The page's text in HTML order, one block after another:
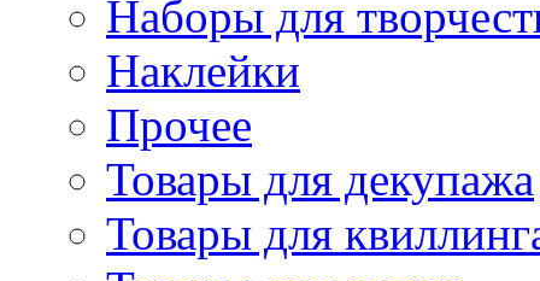
Наборы для
Наклейки
Прочее
Товары для декупажа
Товары для